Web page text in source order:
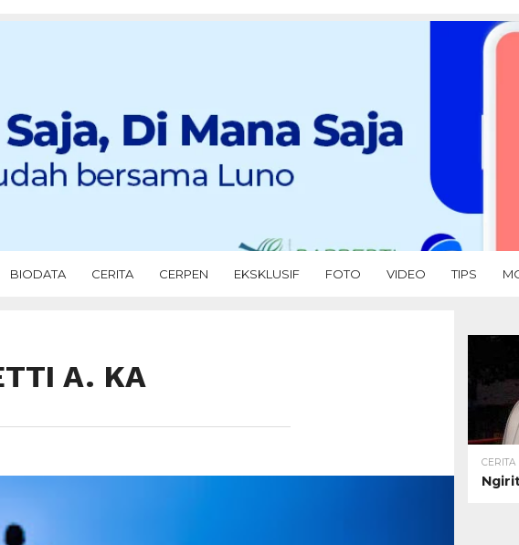
BIODATA CERITA CERPEN EKSKLUSIF FOTO VIDEO TIPS
A. KA
CERITA